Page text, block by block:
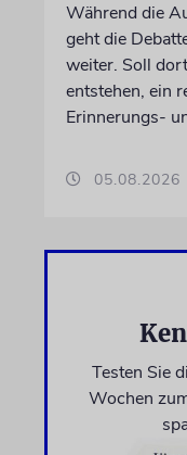
Während die
geht die
weiter. Soll
entstehen, ein
Erinnerungs-
05.08.2026
Testen Sie
Wochen